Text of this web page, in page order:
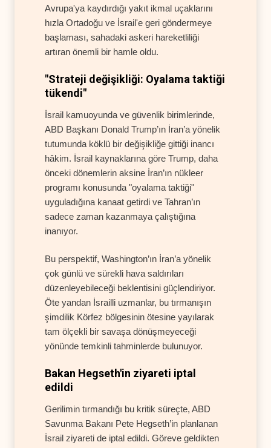
Avrupa'ya kaydırdığı yakıt ikmal uçaklarını
hızla Ortadoğu ve İsrail'e geri göndermeye
başlaması, sahadaki askeri hareketliliği
artıran önemli bir hamle oldu.
"Strateji değişikliği: Oyalama taktiği
tükendi"
İsrail kamuoyunda ve güvenlik birimlerinde,
ABD Başkanı Donald Trump’ın İran’a yönelik
tutumunda köklü bir değişikliğe gittiği inancı
hâkim. İsrail kaynaklarına göre Trump, daha
önceki dönemlerin aksine İran’ın nükleer
programı konusunda "oyalama taktiği"
uyguladığına kanaat getirdi ve Tahran’ın
sadece zaman kazanmaya çalıştığına
inanıyor.
Bu perspektif, Washington’ın İran’a yönelik
çok günlü ve sürekli hava saldırıları
düzenleyebileceği beklentisini güçlendiriyor.
Öte yandan İsrailli uzmanlar, bu tırmanışın
şimdilik Körfez bölgesinin ötesine yayılarak
tam ölçekli bir savaşa dönüşmeyeceği
yönünde temkinli tahminlerde bulunuyor.
Bakan Hegseth'in ziyareti iptal
edildi
Gerilimin tırmandığı bu kritik süreçte, ABD
Savunma Bakanı Pete Hegseth’in planlanan
İsrail ziyareti de iptal edildi. Göreve geldikten